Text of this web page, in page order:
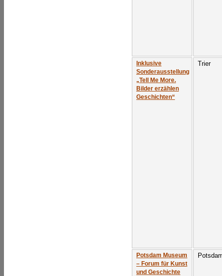
Inklusive
Sonderausstellung
„Tell Me More.
Bilder erzählen
Geschichten“
Trier
Potsdam Museum
– Forum für Kunst
und Geschichte